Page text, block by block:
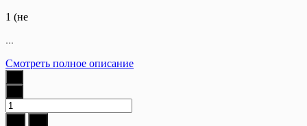
1 (не
...
Смотреть полное описание